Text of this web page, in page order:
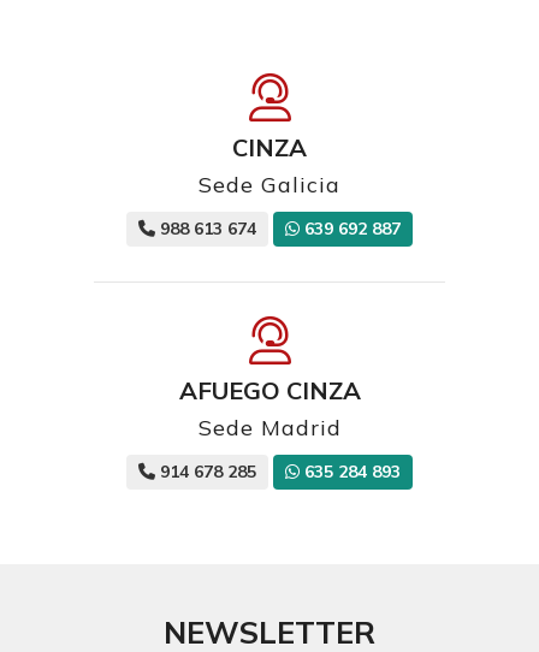
CINZA
Sede Galicia
988 613 674 639 692 887
AFUEGO CINZA
Sede Madrid
914 678 285 635 284 893
NEWSLETTER